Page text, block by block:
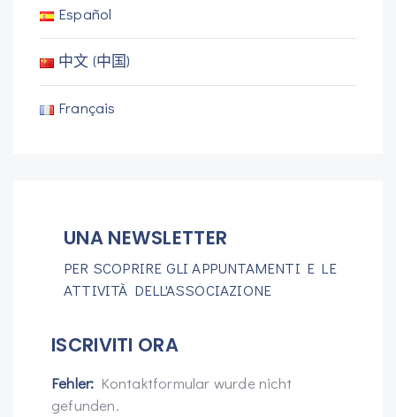
Español
中文 (中国)
Français
UNA NEWSLETTER
PER SCOPRIRE GLI APPUNTAMENTI E LE
ATTIVITÀ DELL'ASSOCIAZIONE
ISCRIVITI ORA
Fehler: Kontaktformular wurde nicht
gefunden.